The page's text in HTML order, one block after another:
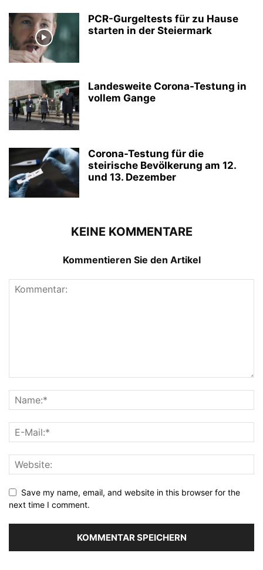
PCR-Gurgeltests für zu Hause
starten in der Steiermark
Landesweite Corona-Testung in
vollem Gange
Corona-Testung für die
steirische Bevölkerung am 12.
und 13. Dezember
KEINE KOMMENTARE
Kommentieren Sie den Artikel
Save my name, email, and website in this browser for the
next time I comment.